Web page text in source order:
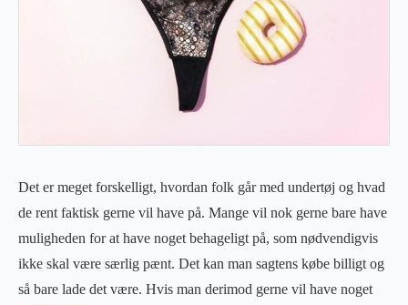
Det er meget forskelligt, hvordan folk går med undertøj og hvad
de rent faktisk gerne vil have på. Mange vil nok gerne bare have
muligheden for at have noget behageligt på, som nødvendigvis
ikke skal være særlig pænt. Det kan man sagtens købe billigt og
så bare lade det være. Hvis man derimod gerne vil have noget